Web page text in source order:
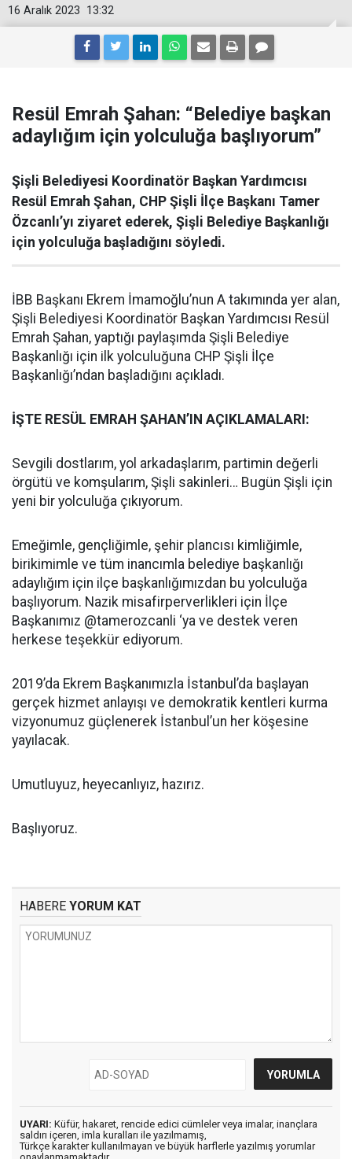
13:32
16 Aralık 2023
Resül Emrah Şahan: “Belediye başkan
adaylığım için yolculuğa başlıyorum”
Şişli Belediyesi Koordinatör Başkan Yardımcısı
Resül Emrah Şahan, CHP Şişli İlçe Başkanı Tamer
Özcanlı’yı ziyaret ederek, Şişli Belediye Başkanlığı
için yolculuğa başladığını söyledi.
İBB Başkanı Ekrem İmamoğlu’nun A takımında yer alan,
Şişli Belediyesi Koordinatör Başkan Yardımcısı Resül
Emrah Şahan, yaptığı paylaşımda Şişli Belediye
Başkanlığı için ilk yolculuğuna CHP Şişli İlçe
Başkanlığı’ndan başladığını açıkladı.
İŞTE RESÜL EMRAH ŞAHAN’IN AÇIKLAMALARI:
Sevgili dostlarım, yol arkadaşlarım, partimin değerli
örgütü ve komşularım, Şişli sakinleri… Bugün Şişli için
yeni bir yolculuğa çıkıyorum.
Emeğimle, gençliğimle, şehir plancısı kimliğimle,
birikimimle ve tüm inancımla belediye başkanlığı
adaylığım için ilçe başkanlığımızdan bu yolculuğa
başlıyorum. Nazik misafirperverlikleri için İlçe
Başkanımız @tamerozcanli ‘ya ve destek veren
herkese teşekkür ediyorum.
2019’da Ekrem Başkanımızla İstanbul’da başlayan
gerçek hizmet anlayışı ve demokratik kentleri kurma
vizyonumuz güçlenerek İstanbul’un her köşesine
yayılacak.
Umutluyuz, heyecanlıyız, hazırız.
Başlıyoruz.
HABERE YORUM KAT
UYARI: Küfür, hakaret, rencide edici cümleler veya imalar, inançlara
saldırı içeren, imla kuralları ile yazılmamış,
Türkçe karakter kullanılmayan ve büyük harflerle yazılmış yorumlar